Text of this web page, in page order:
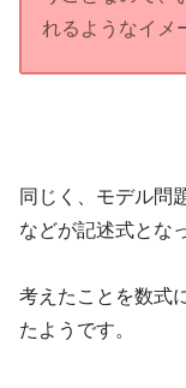
れるようなイメ
同じく、モデル問
などが記述式とな
考えたことを数式
たようです。